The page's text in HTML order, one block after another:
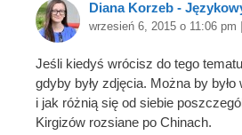
Diana Korzeb -
wrzesień 6, 2015 o 11:06 pm |
Jeśli kiedyś wrócisz do tego
gdyby były zdjęcia. Można by
i jak różnią się od siebie
Kirgizów rozsiane po Chinach.